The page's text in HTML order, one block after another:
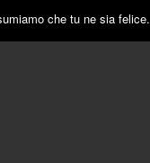
che tu ne sia felice.